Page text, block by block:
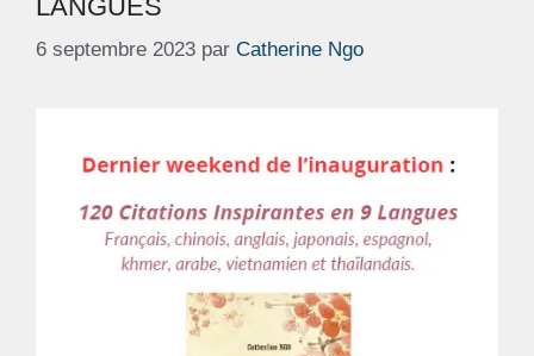
LANGUES
6 septembre 2023 par Catherine Ngo